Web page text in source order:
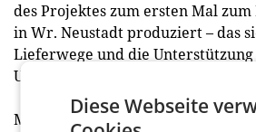
des Projektes zum ersten Mal
in Wr. Neustadt produziert – das
Lieferwege und die
Unternehmen.
Mit Modulux ist ein weiterer
Diese Webseite